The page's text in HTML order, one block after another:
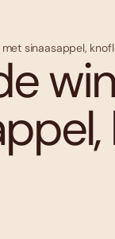
sinaasappel,